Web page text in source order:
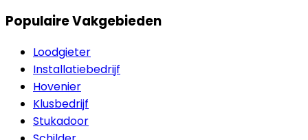
Populaire Vakgebieden
Loodgieter
Installatiebedrijf
Hovenier
Klusbedrijf
Stukadoor